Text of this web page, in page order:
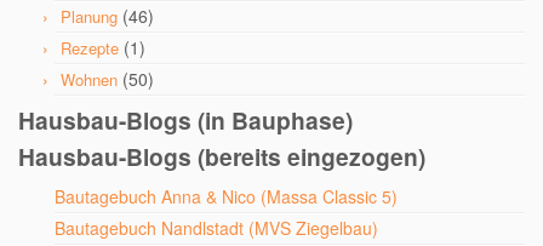
Planung (46)
Rezepte (1)
Wohnen (50)
Hausbau-Blogs (in Bauphase)
Hausbau-Blogs (bereits eingezogen)
Bautagebuch Anna & Nico (Massa Classic 5)
Bautagebuch Nandlstadt (MVS Ziegelbau)